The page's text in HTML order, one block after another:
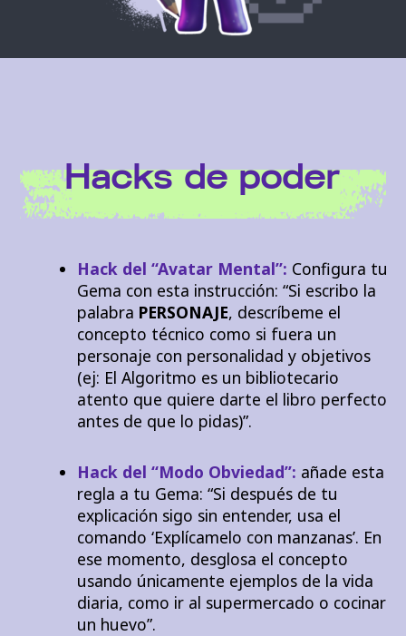
Hacks de poder
Hack del “Avatar Mental”: Configura tu
Gema con esta instrucción: “Si escribo la
palabra PERSONAJE, descríbeme el
concepto técnico como si fuera un
personaje con personalidad y objetivos
(ej: El Algoritmo es un bibliotecario
atento que quiere darte el libro perfecto
antes de que lo pidas)”.
Hack del “Modo Obviedad”: añade esta
regla a tu Gema: “Si después de tu
explicación sigo sin entender, usa el
comando ‘Explícamelo con manzanas’. En
ese momento, desglosa el concepto
usando únicamente ejemplos de la vida
diaria, como ir al supermercado o cocinar
un huevo”.